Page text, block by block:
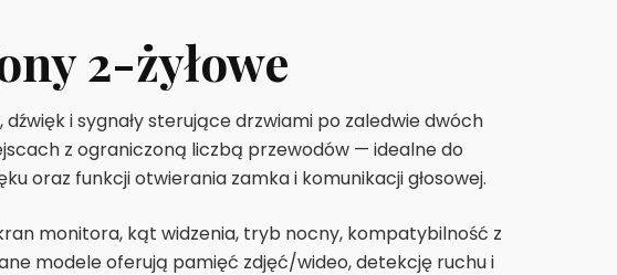
2-żyłowe
i sygnały sterujące drzwiami po zaledwie dwóch
z ograniczoną liczbą przewodów — idealne do
oraz funkcji otwierania zamka i komunikacji głosowej.
monitora, kąt widzenia, tryb nocny, kompatybilność z
modele oferują pamięć zdjęć/wideo, detekcję ruchu i